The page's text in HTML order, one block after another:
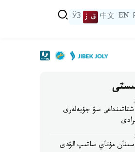
EN
中文 ق ز ЎЗ
ا ق ش- تىڭ 12 شتاتىنداعى سۋ جۇيەلەرى
مۇناي ساتىپ الۋدى